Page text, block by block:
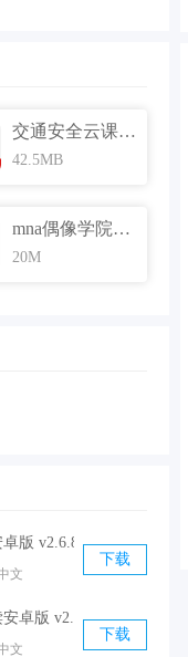
交通安全云课堂安卓版 v6.0.2 手机免费版
42.5MB
mna偶像学院安卓版 v1.0 最新官方版
20M
版 v2.6.8.0 官方最新版
文
下载
卓版 v2.19.3 官方免费版
文
下载